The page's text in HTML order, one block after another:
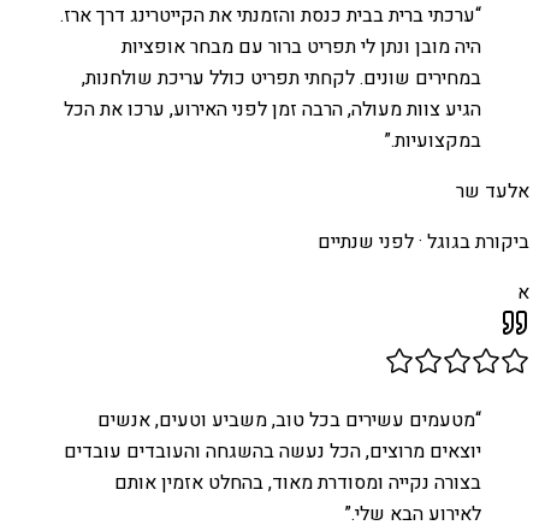
“ערכתי ברית בבית כנסת והזמנתי את הקייטרינג דרך ארז.
היה מובן ונתן לי תפריט ברור עם מבחר אופציות
במחירים שונים. לקחתי תפריט כולל עריכת שולחנות,
הגיע צוות מעולה, הרבה זמן לפני האירוע, ערכו את הכל
במקצועיות.”
אלעד שר
ביקורת בגוגל ·לפני שנתיים
א
“מטעמים עשירים בכל טוב, משביע וטעים, אנשים
יוצאים מרוצים, הכל נעשה בהשגחה והעובדים עובדים
בצורה נקייה ומסודרת מאוד, בהחלט אזמין אותם
לאירוע הבא שלי.”